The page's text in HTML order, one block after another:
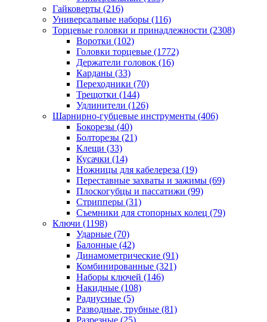
Гайковерты (216)
Универсальные наборы (116)
Торцевые головки и принадлежности (2308)
Воротки (102)
Головки торцевые (1772)
Держатели головок (16)
Карданы (33)
Переходники (70)
Трещотки (144)
Удлинители (126)
Шарнирно-губцевые инструменты (406)
Бокорезы (40)
Болторезы (21)
Клещи (33)
Кусачки (14)
Ножницы для кабелереза (19)
Переставные захваты и зажимы (69)
Плоскогубцы и пассатижи (99)
Стрипперы (31)
Съемники для стопорных колец (79)
Ключи (1198)
Ударные (70)
Балонные (42)
Динамометрические (91)
Комбинированные (321)
Наборы ключей (146)
Накидные (108)
Радиусные (5)
Разводные, трубные (81)
Разрезные (25)